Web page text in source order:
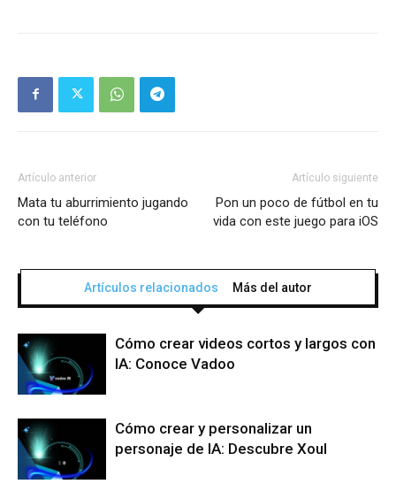
Artículo anterior
Mata tu aburrimiento jugando
con tu teléfono
Artículo siguiente
Pon un poco de fútbol en tu
vida con este juego para iOS
Artículos relacionados Más del autor
Cómo crear videos cortos y largos con
IA: Conoce Vadoo
Cómo crear y personalizar un
personaje de IA: Descubre Xoul